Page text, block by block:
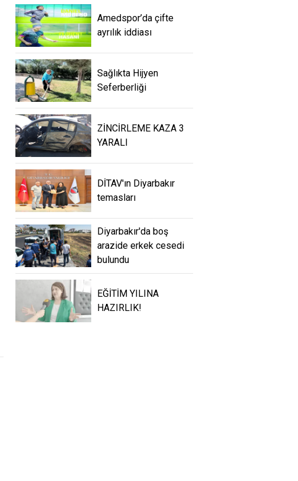
Amedspor’da çifte
ayrılık iddiası
Sağlıkta Hijyen
Seferberliği
ZİNCİRLEME KAZA 3
YARALI
DİTAV'ın Diyarbakır
temasları
Diyarbakır'da boş
arazide erkek cesedi
bulundu
EĞİTİM YILINA
HAZIRLIK!